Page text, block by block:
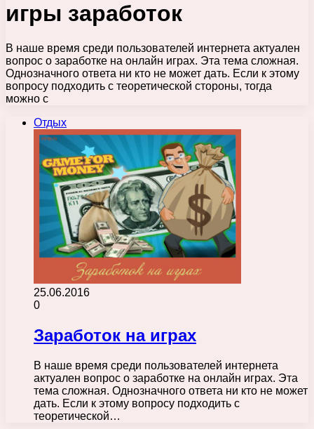
игры заработок
В наше время среди пользователей интернета актуален
вопрос о заработке на онлайн играх. Эта тема сложная.
Однозначного ответа ни кто не может дать. Если к этому
вопросу подходить с теоретической стороны, тогда
можно с
Отдых
25.06.2016
0
Заработок на играх
В наше время среди пользователей интернета
актуален вопрос о заработке на онлайн играх. Эта
тема сложная. Однозначного ответа ни кто не может
дать. Если к этому вопросу подходить с
теоретической…